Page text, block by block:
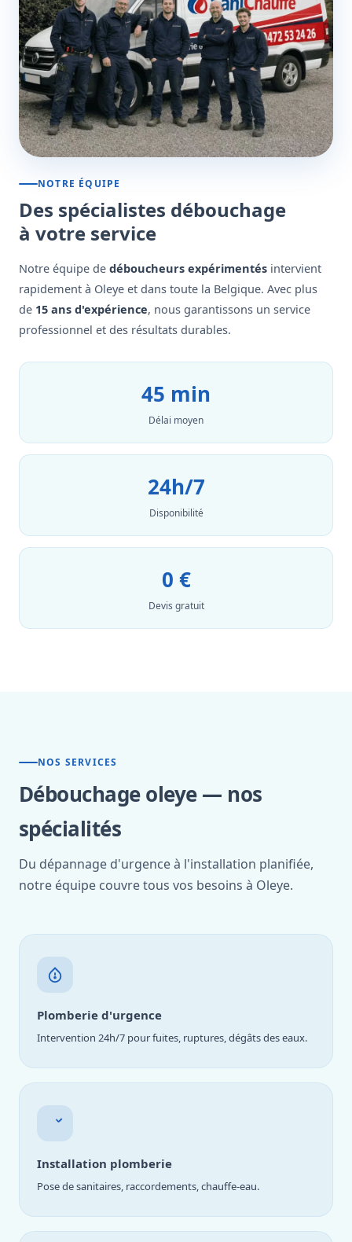
NOTRE ÉQUIPE
Des spécialistes débouchage
à votre service
Notre équipe de déboucheurs expérimentés intervient
rapidement à Oleye et dans toute la Belgique. Avec plus
de 15 ans d'expérience, nous garantissons un service
professionnel et des résultats durables.
45 min
Délai moyen
24h/7
Disponibilité
0 €
Devis gratuit
NOS SERVICES
Débouchage oleye — nos
spécialités
Du dépannage d'urgence à l'installation planifiée,
notre équipe couvre tous vos besoins à Oleye.
Plomberie d'urgence
Intervention 24h/7 pour fuites, ruptures, dégâts des eaux.
Installation plomberie
Pose de sanitaires, raccordements, chauffe-eau.